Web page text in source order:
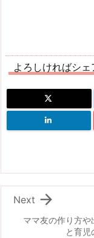
よろしければシ
ママ友の作り方
と育児

Next